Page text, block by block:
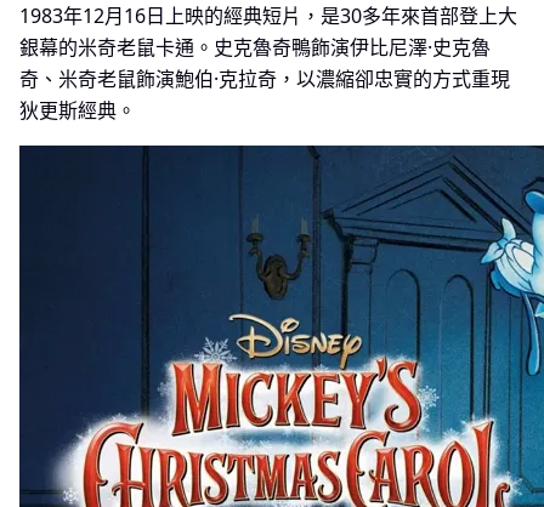
1983年12月16日上映的經典短片，是30多年來首部登上大
銀幕的米奇老鼠卡通。史克魯奇鴨飾演伊比尼澤·史克魯
奇、米奇老鼠飾演鮑伯·克拉奇，以濃縮卻忠實的方式重現
狄更斯經典。